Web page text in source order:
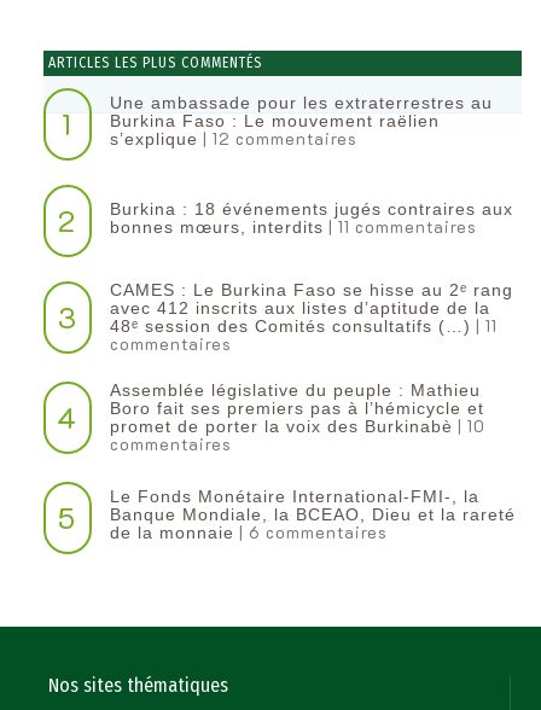
ARTICLES LES PLUS COMMENTÉS
1
Une ambassade pour les extraterrestres au
Burkina Faso : Le mouvement raëlien
s’explique | 12 commentaires
2
Burkina : 18 événements jugés contraires aux
bonnes mœurs, interdits | 11 commentaires
3
CAMES : Le Burkina Faso se hisse au 2ᵉ rang
avec 412 inscrits aux listes d’aptitude de la
48ᵉ session des Comités consultatifs (…) | 11
commentaires
4
Assemblée législative du peuple : Mathieu
Boro fait ses premiers pas à l’hémicycle et
promet de porter la voix des Burkinabè | 10
commentaires
5
Le Fonds Monétaire International-FMI-, la
Banque Mondiale, la BCEAO, Dieu et la rareté
de la monnaie | 6 commentaires
Nos sites thématiques